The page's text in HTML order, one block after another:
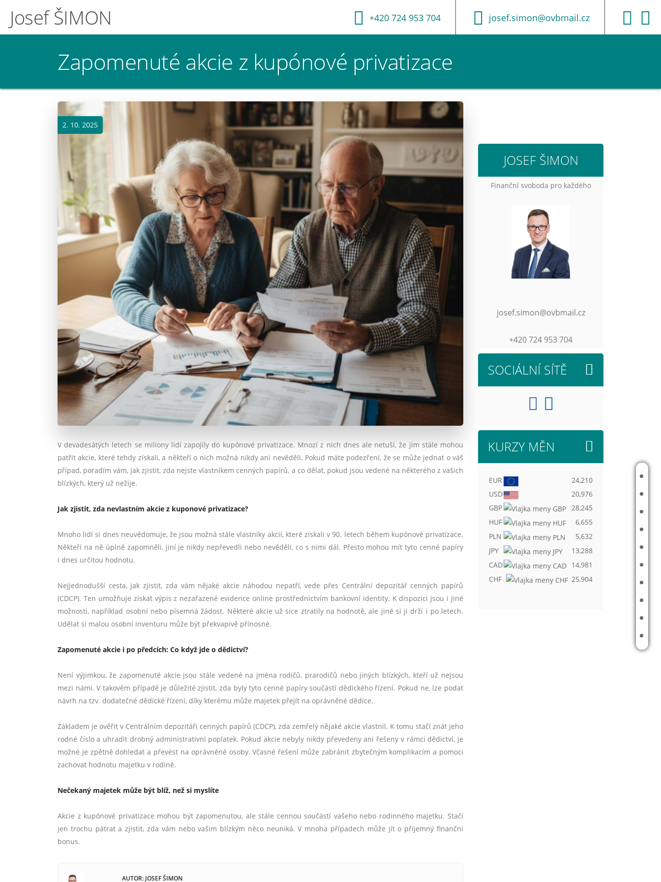
Josef ŠIMON +420 724 953 704 josef.simon@ovbmail.cz
ÚVOD
O MNĚ
FINANČNÍ PLÁN
ČLÁNKY
FINANČNÍ TIPY
KALKULAČKY
Zapomenuté akcie z kupónové privatizace
2. 10. 2025
V devadesátých letech se miliony lidí zapojily do kupónové privatizace. Mnozí z nich dnes ale netuší, že jim stále mohou
patřit akcie, které tehdy získali, a někteří o nich možná nikdy ani nevěděli. Pokud máte podezření, že se může jednat o váš
případ, poradím vám, jak zjistit, zda nejste vlastníkem cenných papírů, a co dělat, pokud jsou vedené na některého z vašich
blízkých, který už nežije.
Jak zjistit, zda nevlastním akcie z kuponové privatizace?
Mnoho lidí si dnes neuvědomuje, že jsou možná stále vlastníky akcií, které získali v 90. letech během kupónové privatizace.
Někteří na ně úplně zapomněli, jiní je nikdy nepřevedli nebo nevěděli, co s nimi dál. Přesto mohou mít tyto cenné papíry
i dnes určitou hodnotu.
Nejjednodušší cesta, jak zjistit, zda vám nějaké akcie náhodou nepatří, vede přes Centrální depozitář cenných papírů
(CDCP). Ten umožňuje získat výpis z nezařazené evidence online prostřednictvím bankovní identity. K dispozici jsou i jiné
možnosti, například osobní nebo písemná žádost. Některé akcie už sice ztratily na hodnotě, ale jiné si ji drží i po letech.
Udělat si malou osobní inventuru může být překvapivě přínosné.
Zapomenuté akcie i po předcích: Co když jde o dědictví?
Není výjimkou, že zapomenuté akcie jsou stále vedené na jména rodičů, prarodičů nebo jiných blízkých, kteří už nejsou
mezi námi. V takovém případě je důležité zjistit, zda byly tyto cenné papíry součástí dědického řízení. Pokud ne, lze podat
návrh na tzv. dodatečné dědické řízení, díky kterému může majetek přejít na oprávněné dědice.
Základem je ověřit v Centrálním depozitáři cenných papírů (CDCP), zda zemřelý nějaké akcie vlastnil. K tomu stačí znát jeho
rodné číslo a uhradit drobný administrativní poplatek. Pokud akcie nebyly nikdy převedeny ani řešeny v rámci dědictví, je
možné je zpětně dohledat a převést na oprávněné osoby. Včasné řešení může zabránit zbytečným komplikacím a pomoci
zachovat hodnotu majetku v rodině.
Nečekaný majetek může být blíž, než si myslíte
Akcie z kupónové privatizace mohou být zapomenutou, ale stále cennou součástí vašeho nebo rodinného majetku. Stačí
jen trochu pátrat a zjistit, zda vám nebo vašim blízkým něco neuniká. V mnoha případech může jít o příjemný finanční
bonus.
AUTOR: JOSEF ŠIMON
JOSEF ŠIMON
Finanční svoboda pro každého
josef.simon@ovbmail.cz
+420 724 953 704
SOCIÁLNÍ SÍTĚ
KURZY MĚN
EUR
24,210
USD
20,976
GBP
28,245
HUF
6,655
PLN
5,632
JPY
13,288
CAD
14,981
CHF
25,904